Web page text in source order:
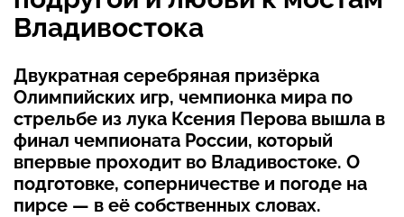
Владивостока
Двукратная серебряная призёрка
Олимпийских игр, чемпионка мира по
стрельбе из лука Ксения Перова вышла в
финал чемпионата России, который
впервые проходит во Владивостоке. О
подготовке, соперничестве и погоде на
пирсе — в её собственных словах.